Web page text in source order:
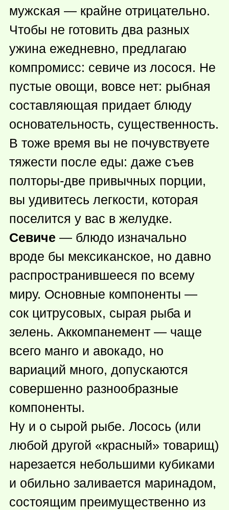
мужская — крайне отрицательно.
Чтобы не готовить два разных
ужина ежедневно, предлагаю
компромисс: севиче из лосося. Не
пустые овощи, вовсе нет: рыбная
составляющая придает блюду
основательность, существенность.
В тоже время вы не почувствуете
тяжести после еды: даже съев
полторы-две привычных порции,
вы удивитесь легкости, которая
поселится у вас в желудке.
Севиче — блюдо изначально
вроде бы мексиканское, но давно
распространившееся по всему
миру. Основные компоненты —
сок цитрусовых, сырая рыба и
зелень. Аккомпанемент — чаще
всего манго и авокадо, но
вариаций много, допускаются
совершенно разнообразные
компоненты.
Ну и о сырой рыбе. Лосось (или
любой другой «красный» товарищ)
нарезается небольшими кубиками
и обильно заливается маринадом,
состоящим преимущественно из